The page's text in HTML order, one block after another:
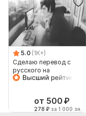
5.0 (1K+)
Сделаю перевод с
русского на
английский и
от 500 ₽
278 ₽ за 1 000 зн.